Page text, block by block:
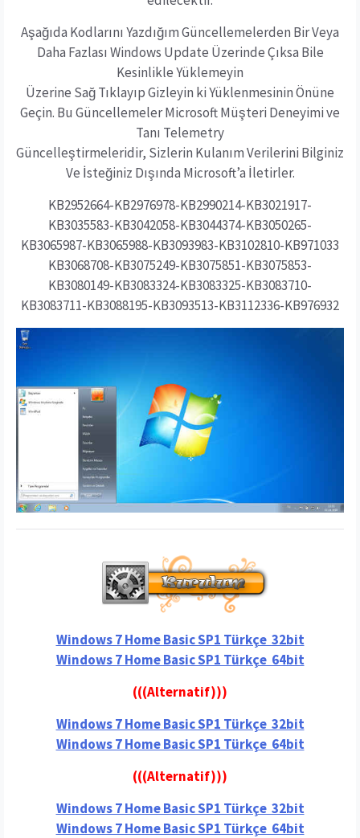
Aşağıda Kodlarını Yazdığım Güncellemelerden Bir Veya
Daha Fazlası Windows Update Üzerinde Çıksa Bile
Kesinlikle Yüklemeyin
Üzerine Sağ Tıklayıp Gizleyin ki Yüklenmesinin Önüne
Geçin. Bu Güncellemeler Microsoft Müşteri Deneyimi ve
Tanı Telemetry
Güncelleştirmeleridir, Sizlerin Kulanım Verilerini Bilginiz
Ve İsteğiniz Dışında Microsoft’a İletirler.
KB2952664-KB2976978-KB2990214-KB3021917-
KB3035583-KB3042058-KB3044374-KB3050265-
KB3065987-KB3065988-KB3093983-KB3102810-KB971033
KB3068708-KB3075249-KB3075851-KB3075853-
KB3080149-KB3083324-KB3083325-KB3083710-
KB3083711-KB3088195-KB3093513-KB3112336-KB976932
Windows 7 Home Basic SP1 Türkçe 32bit
Windows 7 Home Basic SP1 Türkçe 64bit
(((Alternatif)))
Windows 7 Home Basic SP1 Türkçe 32bit
Windows 7 Home Basic SP1 Türkçe 64bit
(((Alternatif)))
Windows 7 Home Basic SP1 Türkçe 32bit
Windows 7 Home Basic SP1 Türkçe 64bit